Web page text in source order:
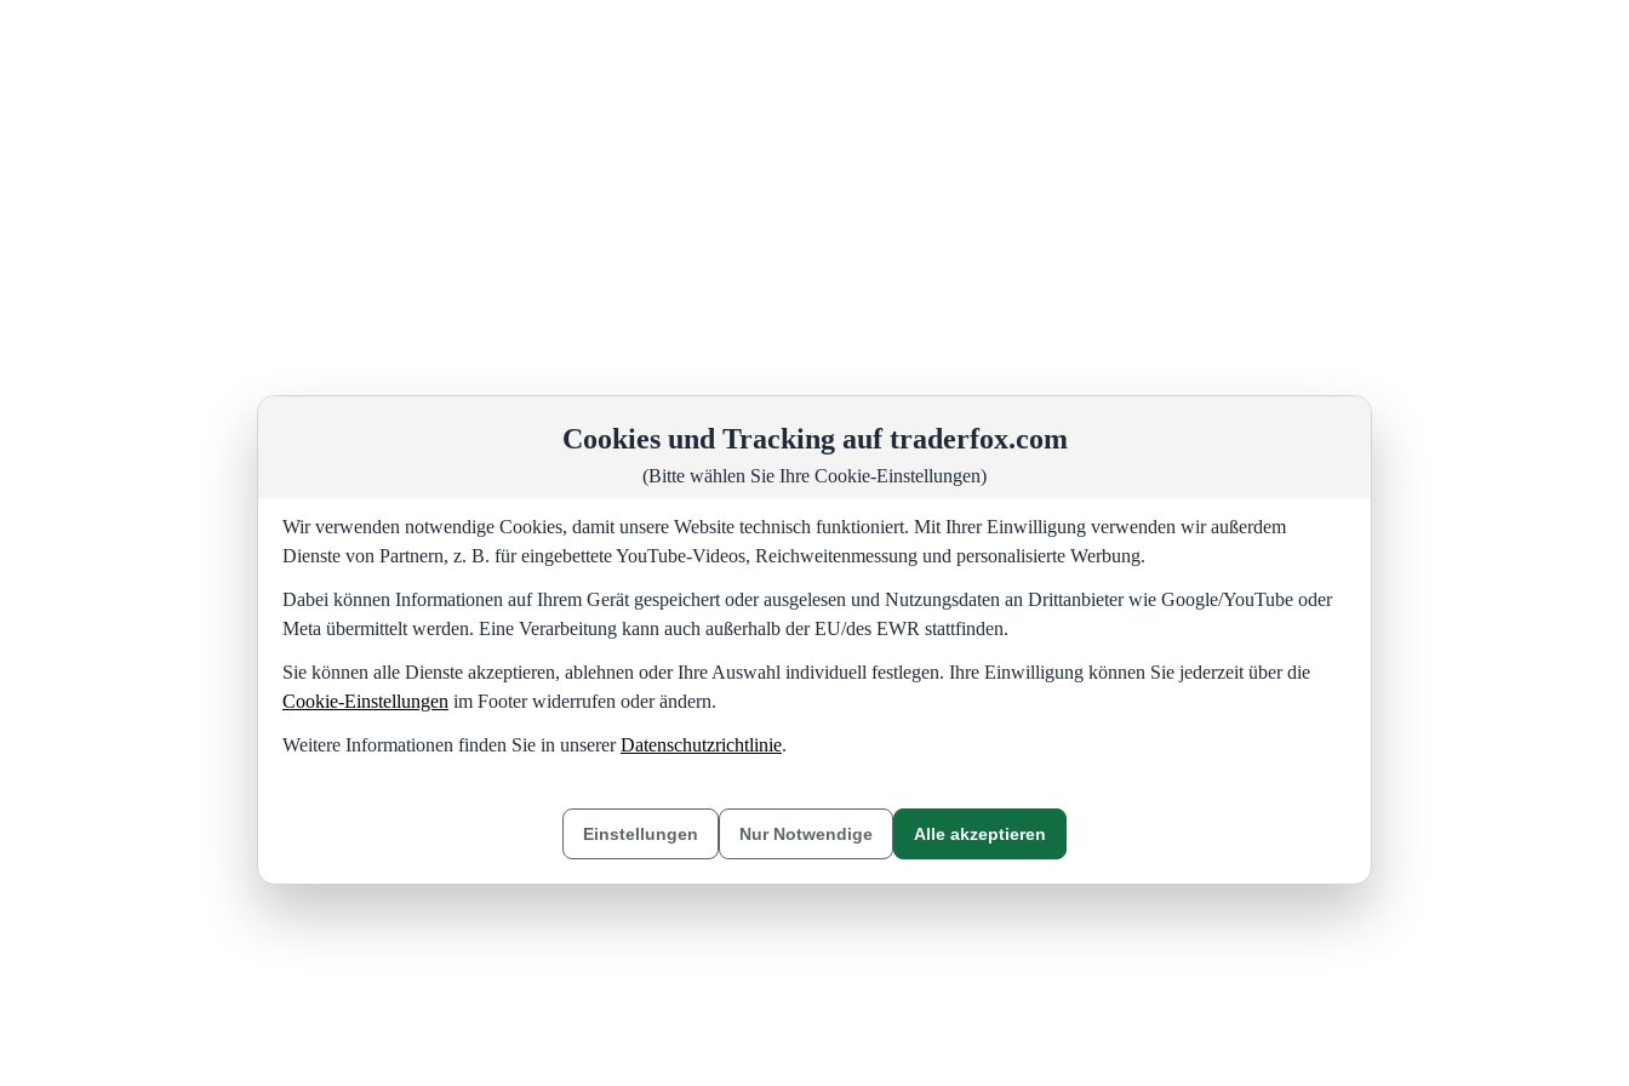
Cookies und Tracking auf traderfox.com
(Bitte wählen Sie Ihre Cookie-Einstellungen)
Wir verwenden notwendige Cookies, damit unsere Website technisch funktioniert. Mit Ihrer Einwilligung verwenden wir außerdem
Dienste von Partnern, z. B. für eingebettete YouTube-Videos, Reichweitenmessung und personalisierte Werbung.
Dabei können Informationen auf Ihrem Gerät gespeichert oder ausgelesen und Nutzungsdaten an Drittanbieter wie Google/YouTube oder
Meta übermittelt werden. Eine Verarbeitung kann auch außerhalb der EU/des EWR stattfinden.
Sie können alle Dienste akzeptieren, ablehnen oder Ihre Auswahl individuell festlegen. Ihre Einwilligung können Sie jederzeit über die
Cookie-Einstellungen im Footer widerrufen oder ändern.
Weitere Informationen finden Sie in unsererDatenschutzrichtlinie.
Einstellungen Nur Notwendige Alle akzeptieren